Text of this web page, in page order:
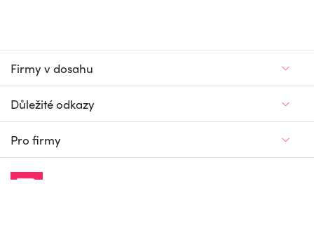
Firmy v dosahu
Důležité odkazy
Pro firmy